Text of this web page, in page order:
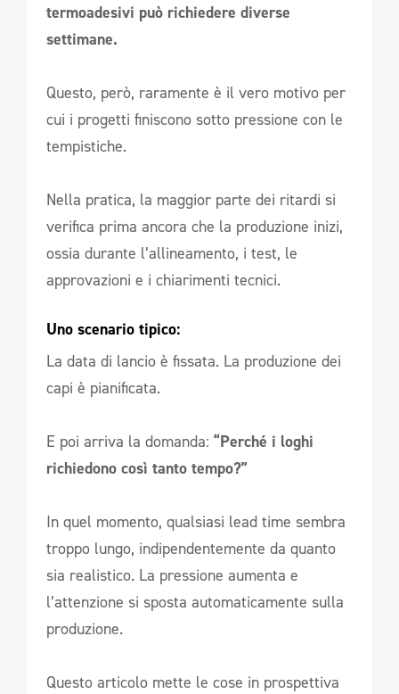
termoadesivi può richiedere diverse
settimane.
Questo, però, raramente è il vero motivo per
cui i progetti finiscono sotto pressione con le
tempistiche.
Nella pratica, la maggior parte dei ritardi si
verifica prima ancora che la produzione inizi,
ossia durante l’allineamento, i test, le
approvazioni e i chiarimenti tecnici.
Uno scenario tipico:
La data di lancio è fissata. La produzione dei
capi è pianificata.
E poi arriva la domanda: “Perché i loghi
richiedono così tanto tempo?”
In quel momento, qualsiasi lead time sembra
troppo lungo, indipendentemente da quanto
sia realistico. La pressione aumenta e
l’attenzione si sposta automaticamente sulla
produzione.
Questo articolo mette le cose in prospettiva